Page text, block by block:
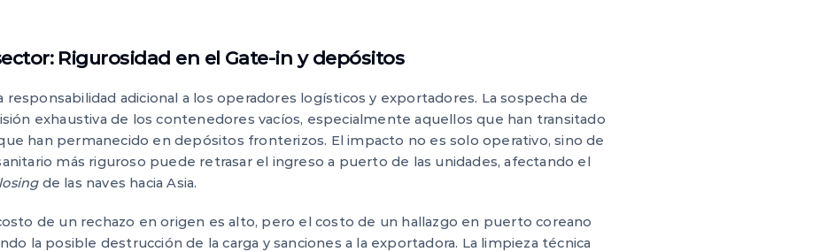
Rigurosidad en el Gate-in y depósitos
responsabilidad adicional a los operadores logísticos y exportadores. La sospecha de
exhaustiva de los contenedores vacíos, especialmente aquellos que han transitado
han permanecido en depósitos fronterizos. El impacto no es solo operativo, sino de
más riguroso puede retrasar el ingreso a puerto de las unidades, afectando el
de las naves hacia Asia.
de un rechazo en origen es alto, pero el costo de un hallazgo en puerto coreano
la posible destrucción de la carga y sanciones a la exportadora. La limpieza técnica